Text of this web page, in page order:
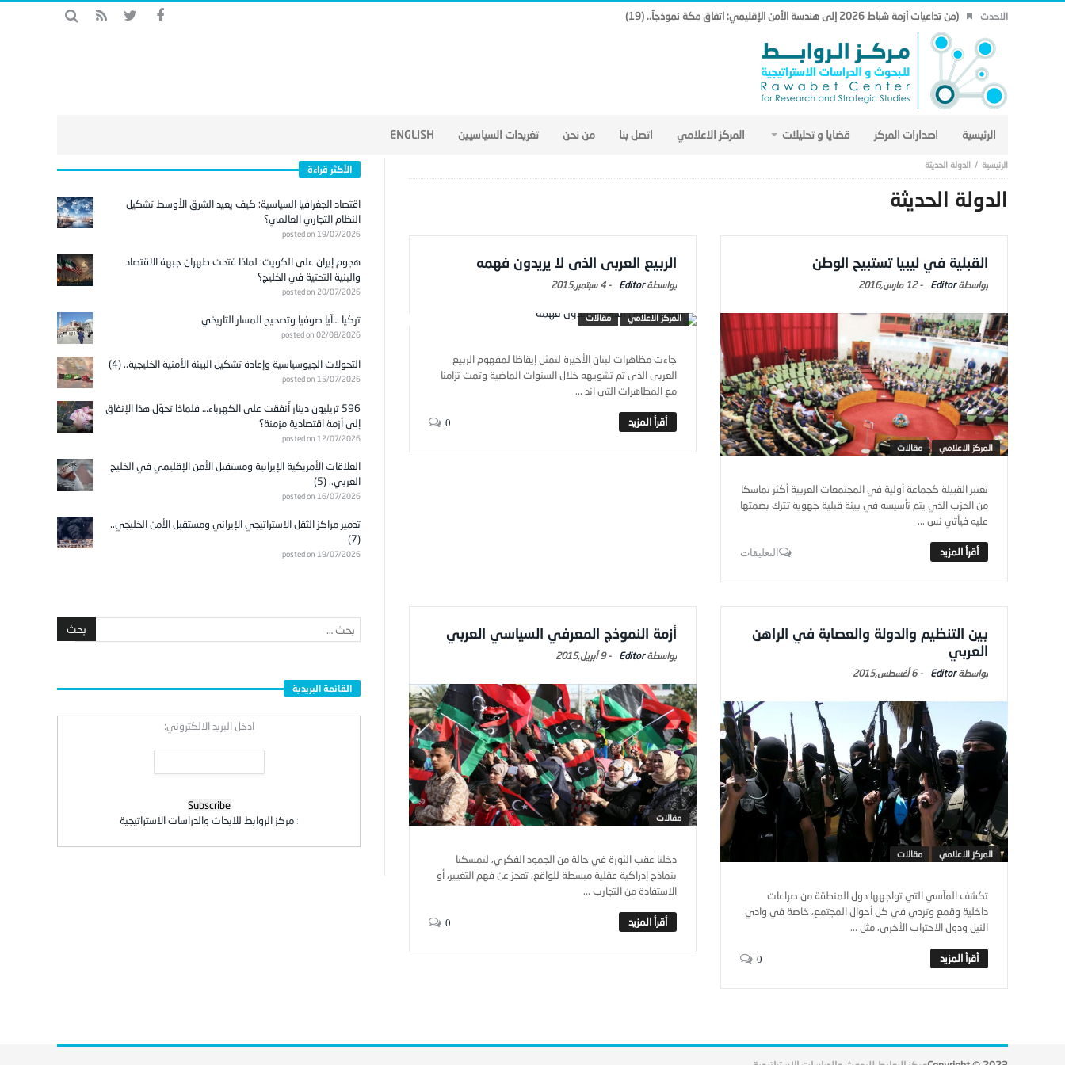
الاحدث (من تداعيات أزمة شباط 2026 إلى هندسة الأمن الإقليمي: اتفاق مكة نموذجاً.. (19)
الرئيسية اصدارات المركز قضايا و تحليلات المركز الاعلامي اتصل بنا من نحن تغريدات السياسيين ENGLISH
الدولة الحديثة
الدولة الحديثة
القبلية في ليبيا تستبيح الوطن
Editor
-12 مارس,2016
المركز الاعلامي مقالات
تعتبر القبيلة كجماعة أولية في المجتمعات العربية أكثر تماسكا
من الحزب الذي يتم تأسيسه في بيئة قبلية جهوية تترك بصمتها
عليه فيأتي نس ...
التعليقات
الربيع العربى الذى لا يريدون فهمه
Editor
-4 سبتمبر,2015
المركز الاعلامي مقالات
جاءت مظاهرات لبنان الأخيرة لتمثل إيقاظا لمفهوم الربيع
العربى الذى تم تشويهه خلال السنوات الماضية وتمت تزامنا
مع المظاهرات التى اند ...
0
بين التنظيم والدولة والعصابة في الراهن
العربي
Editor
-6 أغسطس,2015
المركز الاعلامي مقالات
تكشف المآسي التي تواجهها دول المنطقة من صراعات
داخلية وقمع وتردي في كل أحوال المجتمع، خاصة في وادي
النيل ودول الاحتراب الأخرى، مثل ...
0
أزمة النموذج المعرفي السياسي العربي
Editor
-9 أبريل,2015
مقالات
دخلنا عقب الثورة في حالة من الجمود الفكري، لتمسكنا
بنماذج إدراكية عقلية مبسطة للواقع، تعجز عن فهم التغيير، أو
الاستفادة من التجارب ...
0
الأكثر قراءة
اقتصاد الجغرافيا السياسية: كيف يعيد الشرق الأوسط تشكيل
النظام التجاري العالمي؟
posted on 19/07/2026
هجوم إيران على الكويت: لماذا فتحت طهران جبهة الاقتصاد
والبنية التحتية في الخليج؟
posted on 20/07/2026
تركيا …آيا صوفيا وتصحيح المسار التاريخي
posted on 02/08/2026
التحولات الجيوسياسية وإعادة تشكيل البيئة الأمنية الخليجية.. (4)
posted on 15/07/2026
596 تريليون دينار أُنفقت على الكهرباء… فلماذا تحوّل هذا الإنفاق
إلى أزمة اقتصادية مزمنة؟
posted on 12/07/2026
العلاقات الأمريكية الإيرانية ومستقبل الأمن الإقليمي في الخليج
العربي.. (5)
posted on 16/07/2026
تدمير مراكز الثقل الاستراتيجي الإيراني ومستقبل الأمن الخليجي..
(7)
posted on 19/07/2026
القائمة البريدية
ادخل البريد الالكتروني:
:مركز الروابط للابحاث والدراسات الاستراتيجية